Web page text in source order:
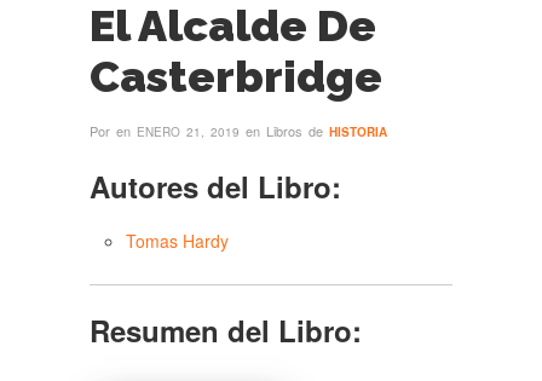
El Alcalde De
Casterbridge
Por en ENERO 21, 2019 en Libros de HISTORIA
Autores del Libro:
Tomas Hardy
Resumen del Libro: